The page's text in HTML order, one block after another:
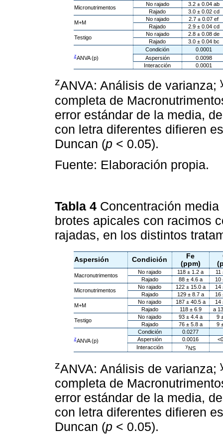
Micronutrimentos
No rajado
3.2 ± 0.04 ab
Rajado
3.0 ± 0.02 cd
M+M
No rajado
2.7 ± 0.07 ef
Rajado
2.9 ± 0.04 cd
Testigo
No rajado
2.8 ± 0.08 de
Rajado
3.0 ± 0.04 bc
zANVA (p)
Condición
0.0001
Aspersión
0.0098
Interacción
0.0001
zANVA: Análisis de varianza;
completa de
error estándar de la media,
con letra diferentes difieren
Duncan (p < 0.05).
Fuente: Elaboración propia.
Tabla 4 Concentración
brotes apicales con racimos
rajadas, en los distintos
Aspersión Condición
Fe
(ppm)
Macronutrimentos
No rajado 118 ± 1.2 a
11
Rajado
88 ± 4.6 a
10
Micronutrimentos
No rajado 122 ± 15.0 a
14
Rajado
129 ± 8.7 a
16
M+M
No rajado 187 ± 40.5 a
14
Rajado
118 ± 6.9
a
Testigo
No rajado 93 ± 4.4 a
9
Rajado
76 ± 5.8 a 9
zANVA (p)
Condición
0.0277
Aspersión
0.0016
Interacción
yNS
zANVA: Análisis de varianza;
completa de
error estándar de la media,
con letra diferentes difieren
Duncan (p < 0.05).